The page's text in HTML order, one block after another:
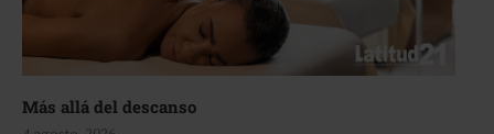
Más allá del descanso